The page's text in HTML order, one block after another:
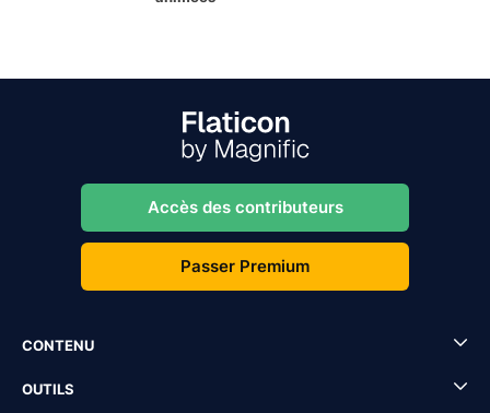
Accès des contributeurs
Passer Premium
CONTENU
OUTILS